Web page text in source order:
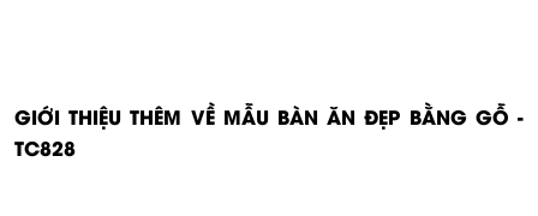
GIỚI THIỆU THÊM VỀ MẪU BÀN ĂN ĐẸP BẰNG GỖ -
TC828